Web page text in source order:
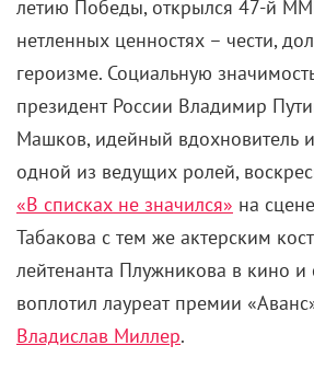
летию Победы, открылся 47-й
нетленных ценностях – чести,
героизме. Социальную
президент России Владимир
Машков, идейный вдохновитель
одной из ведущих ролей,
«В списках не значился» на
Табакова с тем же актерским
лейтенанта Плужникова в кино и
воплотил лауреат премии
Владислав Миллер.